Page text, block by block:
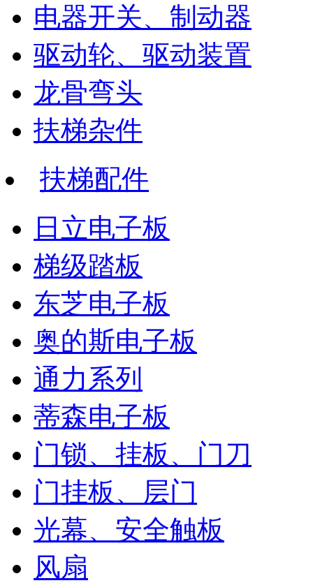
电器开关、制动器
驱动轮、驱动装置
龙骨弯头
扶梯杂件
扶梯配件
日立电子板
梯级踏板
东芝电子板
奥的斯电子板
通力系列
蒂森电子板
门锁、挂板、门刀
门挂板、层门
光幕、安全触板
风扇